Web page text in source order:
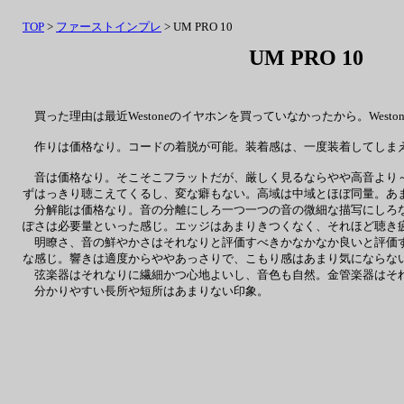
買った理由は最近Westoneのイヤホンを買っていなかったから。
作りは価格なり。コードの着脱が可能。装着感は、一度装着してし
音は価格なり。そこそこフラットだが、厳しく見るならやや高音よ
ずはっきり聴こえてくるし、変な癖もない。高域は中域とほぼ同量。あ
分解能は価格なり。音の分離にしろ一つ一つの音の微細な描写にし
ぽさは必要量といった感じ。エッジはあまりきつくなく、それほど聴
明瞭さ、音の鮮やかさはそれなりと評価すべきかなかなか良いと評
な感じ。響きは適度からややあっさりで、こもり感はあまり気にならな
弦楽器はそれなりに繊細かつ心地よいし、音色も自然。金管楽器は
分かりやすい長所や短所はあまりない印象。
UM PRO 10
TOP > ファーストインプレ > UM PRO 10